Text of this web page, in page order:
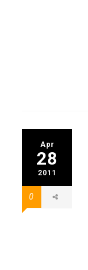
Apr
28
2011
0